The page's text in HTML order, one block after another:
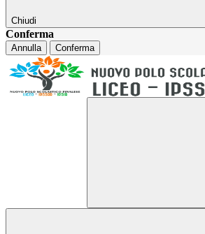
Chiudi
Conferma
Annulla Conferma